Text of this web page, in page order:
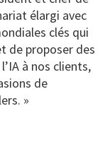
élargi avec
clés qui
de proposer des
à nos clients,
de
»